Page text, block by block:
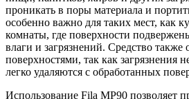
проникать в поры материала и
особенно важно для таких мест, как
комнаты, где поверхности
влаги и загрязнений. Средство также
поверхностями, так как загрязнения
легко удаляются с обработанных
Использование Fila MP90 позволяет